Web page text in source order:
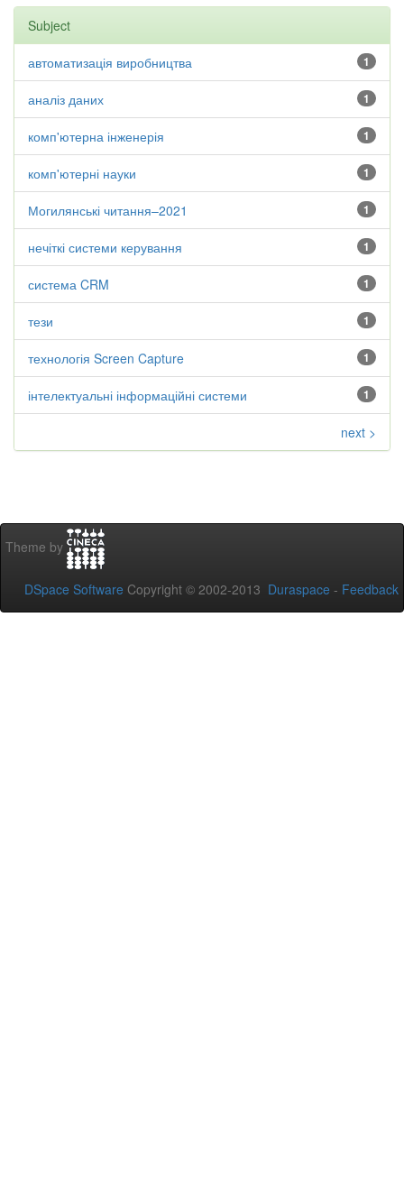
Subject
1
автоматизація виробництва
1
аналіз даних
1
комп'ютерна інженерія
1
комп'ютерні науки
1
Могилянські читання–2021
1
нечіткі системи керування
1
система CRM
1
тези
1
технологія Screen Capture
1
інтелектуальні інформаційні системи
next >
Theme by
DSpace Software Copyright © 2002-2013 Duraspace - Feedback